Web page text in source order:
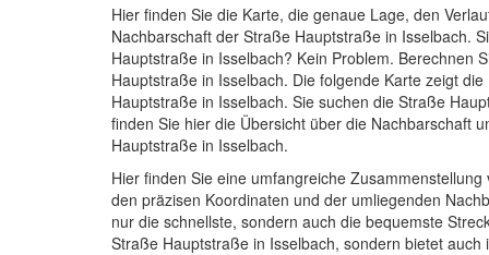
Hier finden Sie die Karte, die genaue Lage, den
Nachbarschaft der Straße Hauptstraße in Isselbach.
Hauptstraße in Isselbach? Kein Problem. Berechnen
Hauptstraße in Isselbach. Die folgende Karte zeigt
Hauptstraße in Isselbach. Sie suchen die Straße
finden Sie hier die Übersicht über die Nachbarschaft
Hauptstraße in Isselbach.
Hier finden Sie eine umfangreiche
den präzisen Koordinaten und der umliegenden
nur die schnellste, sondern auch die bequemste
Straße Hauptstraße in Isselbach, sondern bietet